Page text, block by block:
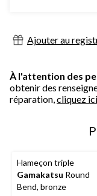
Ajouter au
À l'attention des
obtenir des
réparation,cliquez
Hameçon triple
Gamakatsu Round
Bend, bronze